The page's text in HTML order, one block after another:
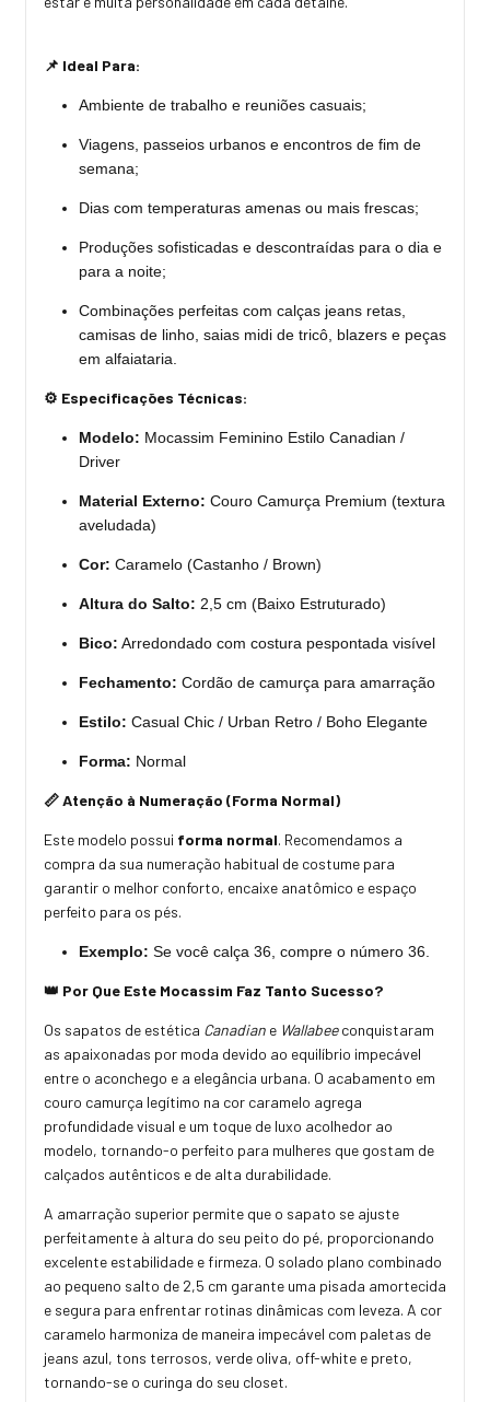
📌 Ideal Para:
Ambiente de trabalho e reuniões casuais;
Viagens, passeios urbanos e encontros de fim de
semana;
Dias com temperaturas amenas ou mais frescas;
Produções sofisticadas e descontraídas para o dia e
para a noite;
Combinações perfeitas com calças jeans retas,
camisas de linho, saias midi de tricô, blazers e peças
em alfaiataria.
⚙️ Especificações Técnicas:
Modelo: Mocassim Feminino Estilo Canadian /
Driver
Material Externo: Couro Camurça Premium (textura
aveludada)
Cor: Caramelo (Castanho / Brown)
Altura do Salto: 2,5 cm (Baixo Estruturado)
Bico: Arredondado com costura pespontada visível
Fechamento: Cordão de camurça para amarração
Estilo: Casual Chic / Urban Retro / Boho Elegante
Forma: Normal
📏 Atenção à Numeração (Forma Normal)
Este modelo possui forma normal. Recomendamos a
compra da sua numeração habitual de costume para
garantir o melhor conforto, encaixe anatômico e espaço
perfeito para os pés.
Exemplo: Se você calça 36, compre o número 36.
👑 Por Que Este Mocassim Faz Tanto Sucesso?
Os sapatos de estética Canadian e Wallabeeconquistaram
as apaixonadas por moda devido ao equilíbrio impecável
entre o aconchego e a elegância urbana. O acabamento em
couro camurça legítimo na cor caramelo agrega
profundidade visual e um toque de luxo acolhedor ao
modelo, tornando-o perfeito para mulheres que gostam de
calçados autênticos e de alta durabilidade.
A amarração superior permite que o sapato se ajuste
perfeitamente à altura do seu peito do pé, proporcionando
excelente estabilidade e firmeza. O solado plano combinado
ao pequeno salto de 2,5 cm garante uma pisada amortecida
e segura para enfrentar rotinas dinâmicas com leveza. A cor
caramelo harmoniza de maneira impecável com paletas de
jeans azul, tons terrosos, verde oliva, off-white e preto,
tornando-se o curinga do seu closet.